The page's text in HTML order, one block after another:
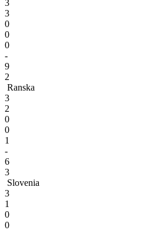
3
3
0
0
0
-
9
2
Ranska
3
2
0
0
1
-
6
3
Slovenia
3
1
0
0